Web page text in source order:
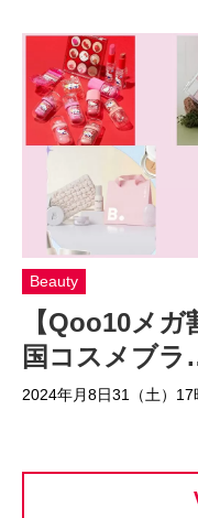
Beauty
【Qoo10メ
国コスメブ
2024年月8日31（土）